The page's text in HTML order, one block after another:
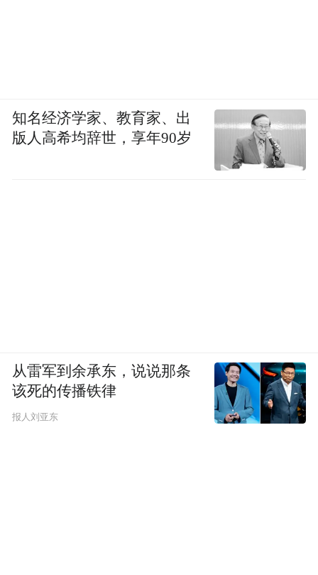
知名经济学家、教育家、出
版人高希均辞世，享年90岁
从雷军到余承东，说说那条
该死的传播铁律
报人刘亚东